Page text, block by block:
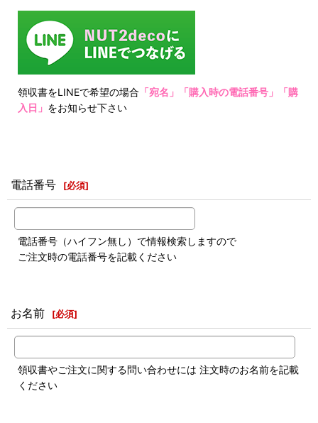
領収書をLINEで希望の場合 「宛名」「購入時の電話番号」「購
入日」 をお知らせ下さい
電話番号 [必須]
電話番号（ハイフン無し）で情報検索しますので
ご注文時の電話番号を記載ください
お名前 [必須]
領収書やご注文に関する問い合わせには 注文時のお名前を記載
ください